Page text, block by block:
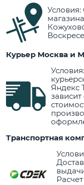
Условия:
Курьер Москва и
Яндекс
Транспортная